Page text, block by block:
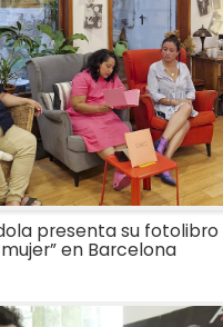
presenta su fotolibro
en Barcelona